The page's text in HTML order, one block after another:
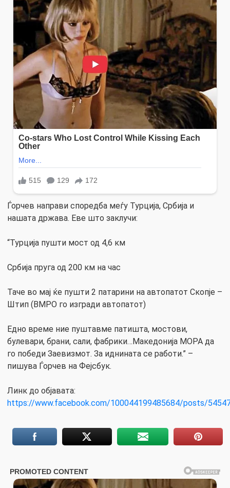
Ѓорчев направи споредба меѓу Турција, Србија и
нашата држава. Еве што заклучи:
“Турција пушти мост од 4,6 км
Србија пруга од 200 км на час
Таче во мај ќе пушти 2 патарини на автопатот Скопје –
Штип (ВМРО го изгради автопатот)
Едно време ние пуштавме патишта, мостови,
булевари, брани, сали, фабрики…Македонија МОРА да
го победи Заевизмот. За иднината се работи.” –
пишува Ѓорчев на Фејсбук.
Линк до објавата:
https://www.facebook.com/100044199485684/posts/